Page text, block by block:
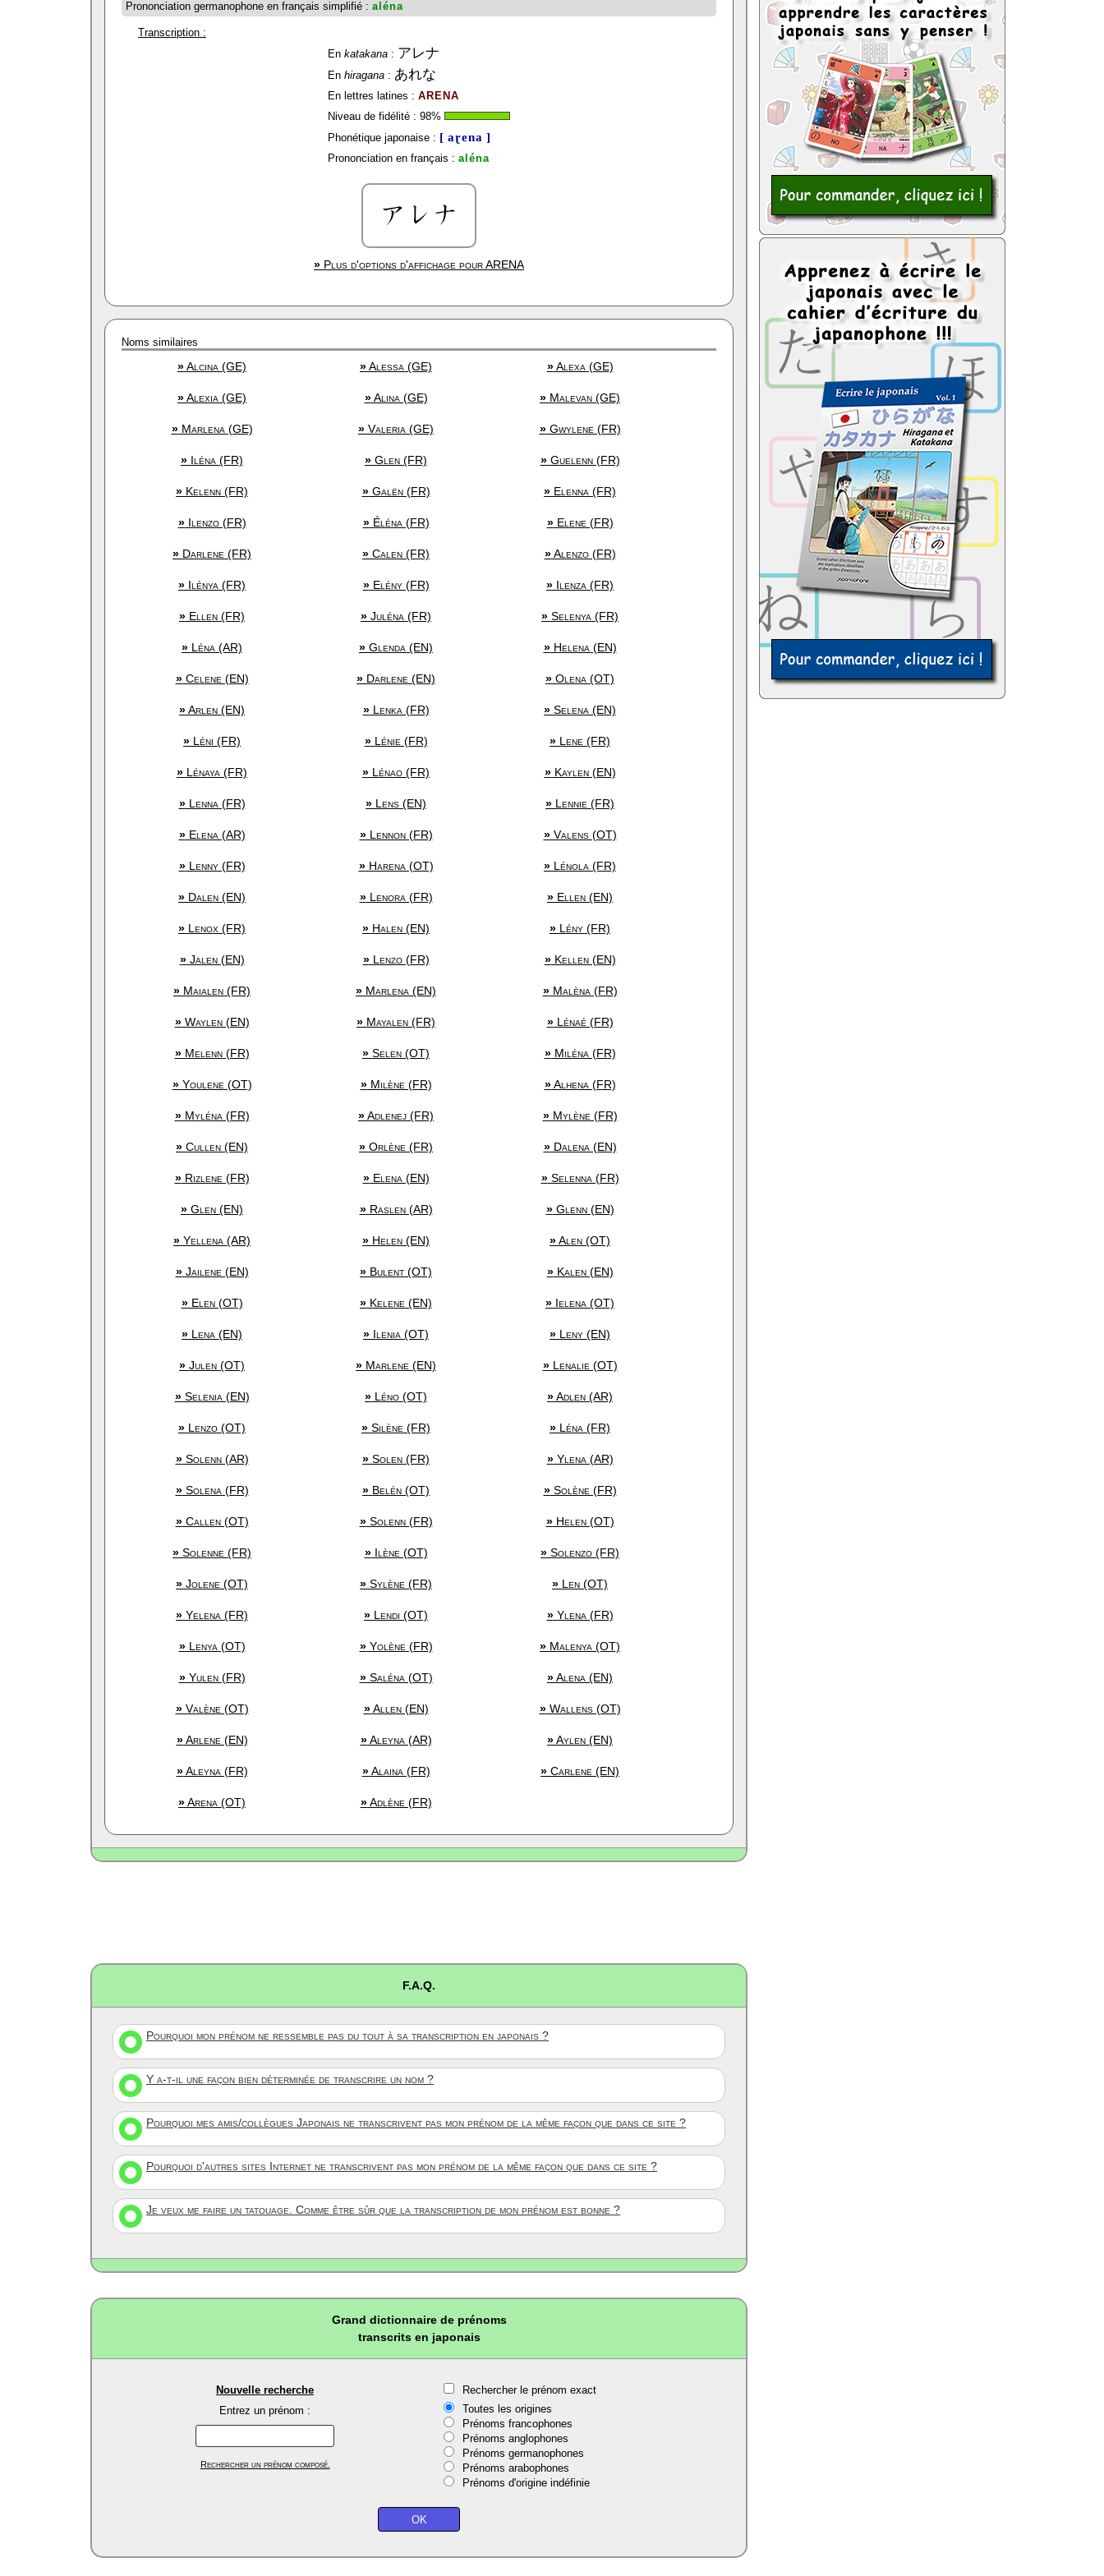
Prononciation germanophone en français simplifié : aléna
Transcription :
En katakana : アレナ
En hiragana : あれな
En lettres latines : ARENA
Niveau de fidélité : 98%
Phonétique japonaise : [ aɽena ]
Prononciation en français : aléna
» Plus d'options d'affichage pourARENA
Noms similaires
»Alcina (GE) »Alessa (GE) »Alexa (GE)
»Alexia (GE) »Alina (GE) » Malevan (GE)
»Marlena (GE) » Valeria (GE) »Gwylene (FR)
» Iléna (FR) » Glen (FR) »Guelenn (FR)
» Kelenn (FR) »Galën (FR) » Elenna (FR)
»Ilenzo (FR) »Éléna (FR) »Elene (FR)
» Darlene (FR) » Calen (FR) »Alenzo (FR)
» Ilénya (FR) »Elény (FR) » Ilenza (FR)
» Ellen (FR) » Juléna (FR) » Selenya (FR)
» Léna (AR) » Glenda (EN) »Helena (EN)
»Celene (EN) » Darlene (EN) » Olena (OT)
»Arlen (EN) »Lenka (FR) » Selena (EN)
» Léni (FR) »Lénie (FR) » Lene (FR)
» Lénaya (FR) » Lénao (FR) »Kaylen (EN)
»Lenna (FR) » Lens (EN) » Lennie (FR)
»Elena (AR) »Lennon (FR) »Valens (OT)
»Lenny (FR) »Harena (OT) » Lénola (FR)
» Dalen (EN) »Lenora (FR) » Ellen (EN)
» Lenox (FR) » Halen (EN) » Lény (FR)
»Jalen (EN) »Lenzo (FR) »Kellen (EN)
» Maialen (FR) » Marlena (EN) »Malèna (FR)
»Waylen (EN) » Mayalen (FR) »Lénaé (FR)
»Melenn (FR) » Selen (OT) »Miléna (FR)
»Youlene (OT) »Milène (FR) »Alhena (FR)
»Myléna (FR) »Adlenej (FR) »Mylène (FR)
» Cullen (EN) » Orlène (FR) »Dalena (EN)
»Rizlene (FR) »Elena (EN) »Selenna (FR)
» Glen (EN) »Raslen (AR) »Glenn (EN)
» Yellena (AR) » Helen (EN) »Alen (OT)
»Jailene (EN) » Bulent (OT) »Kalen (EN)
»Elen (OT) » Kelene (EN) » Ielena (OT)
» Lena (EN) » Ilenia (OT) » Leny (EN)
» Julen (OT) » Marlene (EN) »Lenalie (OT)
»Selenia (EN) » Léno (OT) »Adlen (AR)
» Lenzo (OT) » Silène (FR) » Léna (FR)
»Solenn (AR) » Solen (FR) »Ylena (AR)
»Solena (FR) » Belén (OT) »Solène (FR)
»Callen (OT) »Solenn (FR) »Helen (OT)
» Solenne (FR) »Ilène (OT) » Solenzo (FR)
» Jolene (OT) » Sylène (FR) » Len (OT)
» Yelena (FR) » Lendi (OT) »Ylena (FR)
»Lenya (OT) »Yolène (FR) » Malenya (OT)
»Yulen (FR) »Saléna (OT) »Alena (EN)
»Valène (OT) »Allen (EN) »Wallens (OT)
»Arlene (EN) »Aleyna (AR) »Aylen (EN)
»Aleyna (FR) »Alaina (FR) » Carlene (EN)
»Arena (OT) »Adlène (FR)
F.A.Q.
Pourquoi mon prénom ne ressemble pas du tout à sa transcription en japonais ?
Y a-t-il une façon bien déterminée de transcrire un nom ?
Pourquoi mes amis/collègues Japonais ne transcrivent pas mon prénom de la même façon que dans ce site ?
Pourquoi d'autres sites Internet ne transcrivent pas mon prénom de la même façon que dans ce site ?
Je veux me faire un tatouage. Comme être sûr que la transcription de mon prénom est bonne ?
Grand dictionnaire de prénoms
transcrits en japonais
Nouvelle recherche
Entrez un prénom :
Rechercher un prénom composé.
Rechercher le prénom exact
Toutes les origines
Prénoms francophones
Prénoms anglophones
Prénoms germanophones
Prénoms arabophones
Prénoms d'origine indéfinie